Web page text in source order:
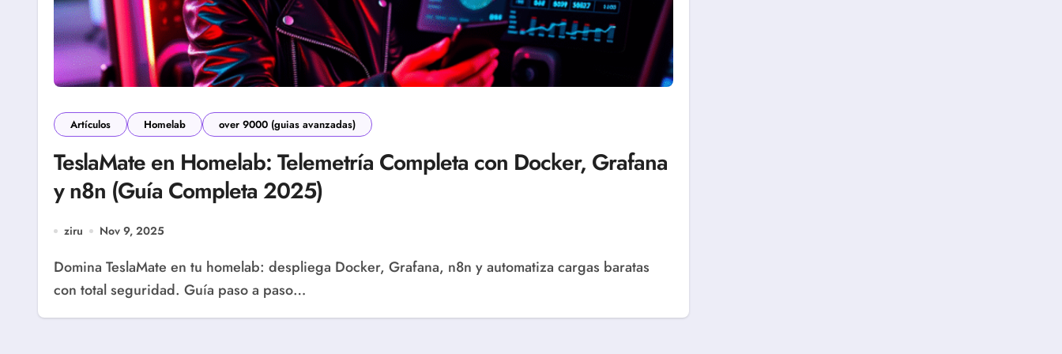
Artículos Homelab over 9000 (guias avanzadas)
TeslaMate en Homelab: Telemetría Completa con Docker, Grafana
y n8n (Guía Completa 2025)
ziru Nov 9, 2025
Domina TeslaMate en tu homelab: despliega Docker, Grafana, n8n y automatiza cargas baratas
con total seguridad. Guía paso a paso…